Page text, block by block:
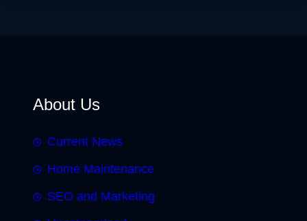
About Us
Current News
Home Maintenance
SEO and Marketing